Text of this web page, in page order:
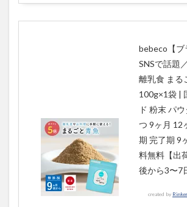
bebeco【ブ
SNSで話題
離乳食 まる
100g×1袋 |
ド 粉末 パ
つ 9ヶ月 12
期 完了期 9
料無料【出
後から3〜7
created by Rinker